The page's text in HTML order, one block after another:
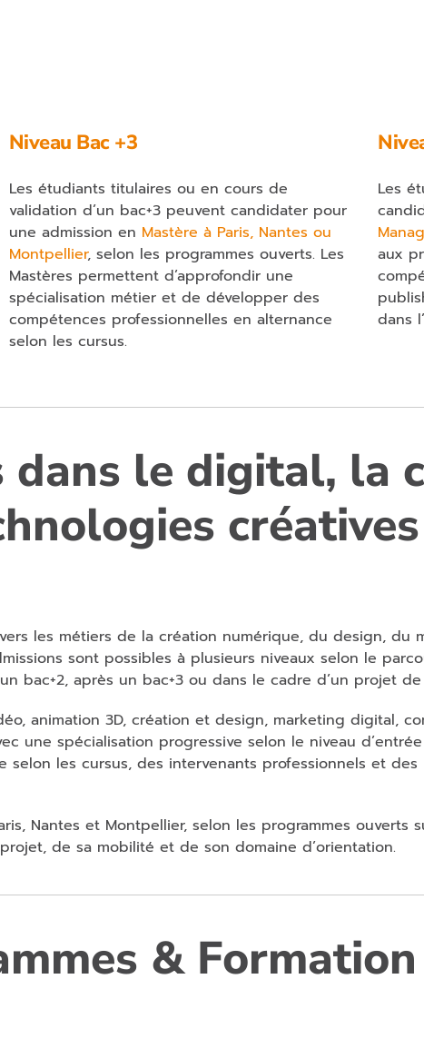
Niveau Bac +3
Les étudiants titulaires ou en cours de
validation d’un bac+3 peuvent candidater pour
une admission en Mastère à Paris, Nantes ou
Montpellier, selon les programmes ouverts. Les
Mastères permettent d’approfondir une
spécialisation métier et de développer des
compétences professionnelles en alternance
selon les cursus.
Les
aux
dans
dans le digital, la
créatives
les métiers de la création numérique, du design,
sont possibles à plusieurs niveaux selon le
bac+2, après un bac+3 ou dans le cadre d’un projet
animation 3D, création et design, marketing digital,
une spécialisation progressive selon le niveau
selon les cursus, des intervenants professionnels et
Nantes et Montpellier, selon les programmes ouverts
de sa mobilité et de son domaine d’orientation.
&